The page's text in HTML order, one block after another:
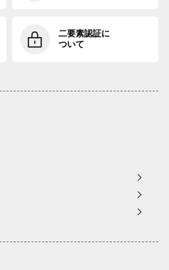
二要素認証に
ついて